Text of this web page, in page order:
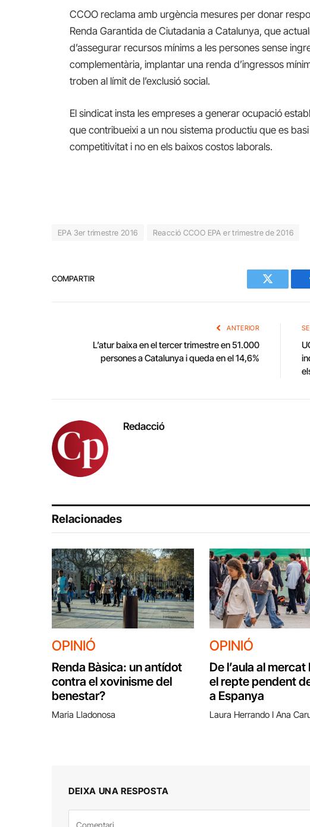
CCOO reclama amb urgència mesures per donar
Renda Garantida de Ciutadania a Catalunya, que
d’assegurar recursos mínims a les persones sense
complementària, implantar una renda d’ingressos
troben al límit de l’exclusió social.
El sindicat insta les empreses a generar ocupació
que contribueixi a un nou sistema productiu que es
competitivitat i no en els baixos costos laborals.
EPA 3er trimestre 2016 Reacció CCOO EPA er trimestre de 2016
COMPARTIR
Twitter
ANTERIOR
L’atur baixa en el tercer trimestre en 51.000
persones a Catalunya i queda en el 14,6%
Redacció
Relacionades
OPINIÓ
Renda Bàsica: un antídot
contra el xovinisme del
benestar?
Maria Lladonosa
OPINIÓ
De l’aula al
el repte pendent
a Espanya
Laura Herrando I Ana
DEIXA UNA RESPOSTA